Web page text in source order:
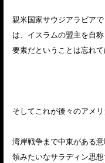
親米国家サウジアラビア
は、イスラムの盟主を自
要素だということは忘れて
そしてこれが後々のアメ
湾岸戦争まで中東がある
領みたいなサラディン思